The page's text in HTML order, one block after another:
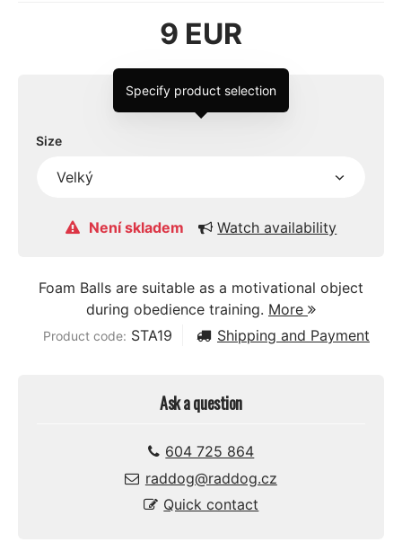
9 EUR
Specify product selection
Size
Není skladem Watch availability
Foam Balls are suitable as a motivational object
during obedience training. More
Product code: STA19 Shipping and Payment
Ask a question
604 725 864
raddog@raddog.cz
Quick contact